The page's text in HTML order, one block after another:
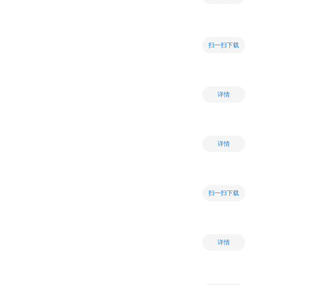
扫一扫下载
详情
详情
扫一扫下载
详情